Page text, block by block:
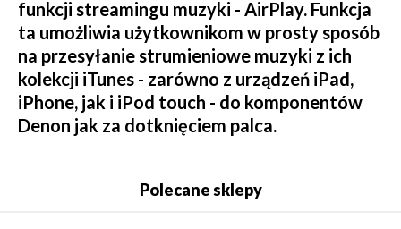
funkcji streamingu muzyki - AirPlay. Funkcja
ta umożliwia użytkownikom w prosty sposób
na przesyłanie strumieniowe muzyki z ich
kolekcji iTunes - zarówno z urządzeń iPad,
iPhone, jak i iPod touch - do komponentów
Denon jak za dotknięciem palca.
Polecane sklepy